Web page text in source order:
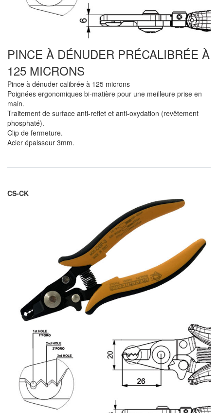
PINCE À DÉNUDER PRÉCALIBRÉE À
125 MICRONS
Pince à dénuder calibrée à 125 microns
Poignées ergonomiques bi-matière pour une meilleure prise en
main.
Traitement de surface anti-reflet et anti-oxydation (revêtement
phosphaté).
Clip de fermeture.
Acier épaisseur 3mm.
CS-CK